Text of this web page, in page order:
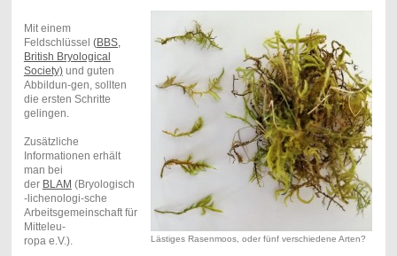
Lästiges Rasenmoos, oder fünf verschiedene Arten?
Mit einem
Feldschlüssel (BBS,
British Bryological
Society)und guten
Abbildun-gen, sollten
die ersten Schritte
gelingen.
Zusätzliche
Informationen erhält
man bei
der BLAM (Bryologisch
-lichenologi-sche
Arbeitsgemeinschaft für
Mitteleu-
ropa e.V.).